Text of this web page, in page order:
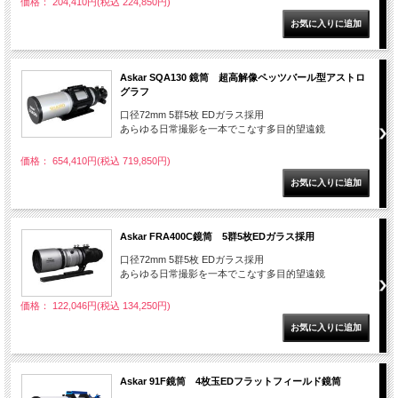
Askar SQA130 鏡筒 超高解像ペッツバール型アストロ
グラフ
口径72mm 5群5枚 EDガラス採用
あらゆる日常撮影を一本でこなす多目的望遠鏡
価格： 654,410円(税込 719,850円)
Askar FRA400C鏡筒 5群5枚EDガラス採用
口径72mm 5群5枚 EDガラス採用
あらゆる日常撮影を一本でこなす多目的望遠鏡
価格： 122,046円(税込 134,250円)
Askar 91F鏡筒 4枚玉EDフラットフィールド鏡筒